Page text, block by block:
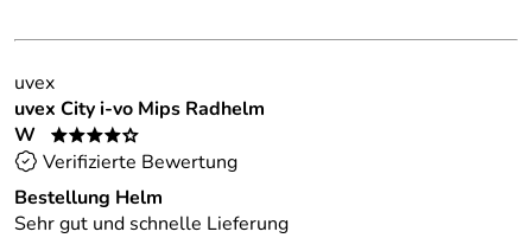
uvex
uvex City i-vo Mips Radhelm
W
****o
Verifizierte Bewertung
Bestellung Helm
Sehr gut und schnelle Lieferung